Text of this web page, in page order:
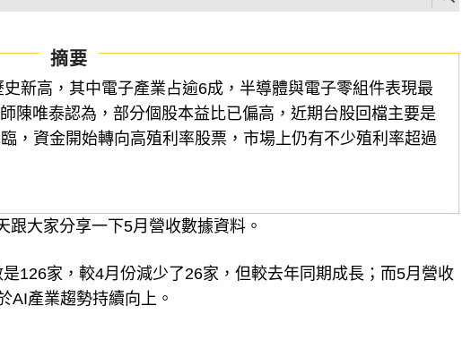
摘要
新高，其中電子產業占逾6成，半導體與電子零組件表現最
陳唯泰認為，部分個股本益比已偏高，近期台股回檔主要是
，資金開始轉向高殖利率股票，市場上仍有不少殖利率超過
大家分享一下5月營收數據資料。
126家，較4月份減少了26家，但較去年同期成長；而5月營收
AI產業趨勢持續向上。